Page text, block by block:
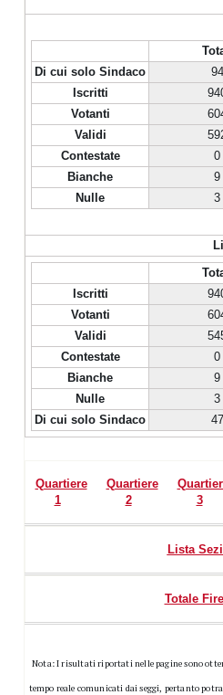
Di cui solo Sindaco
94
Iscritti
Votanti
Validi
Contestate
0
Bianche
9
Nulle
3
Iscritti
Votanti
Validi
Contestate
0
Bianche
9
Nulle
3
Di cui solo Sindaco
47
Quartiere
1
Quartiere
2
3
Lista
Totale
Nota: I risultati riportati nelle pagine sono
tempo reale comunicati dai seggi, pertanto